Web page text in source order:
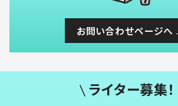
お問い合わせページへ
ライター募集！